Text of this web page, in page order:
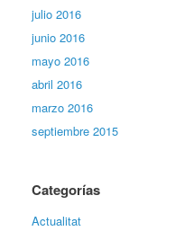
julio 2016
junio 2016
mayo 2016
abril 2016
marzo 2016
septiembre 2015
Categorías
Actualitat